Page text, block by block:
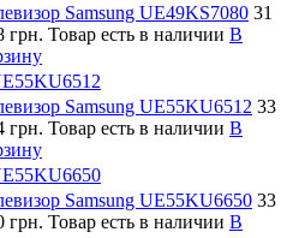
Samsung UE49KS7080 31
грн. Товар есть в наличии В
Samsung UE55KU6512 33
грн. Товар есть в наличии В
Samsung UE55KU6650 33
грн. Товар есть в наличии В